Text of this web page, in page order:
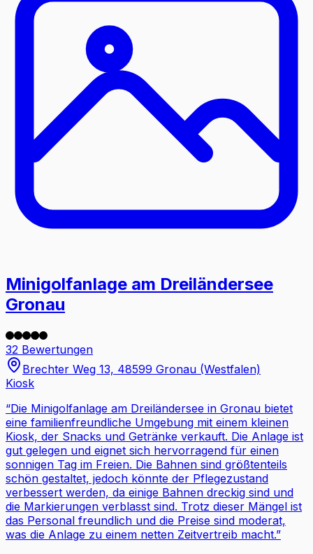
Minigolfanlage am Dreiländersee
Gronau
32 Bewertungen
Brechter Weg 13, 48599 Gronau (Westfalen)
Kiosk
“Die Minigolfanlage am Dreiländersee in Gronau bietet
eine familienfreundliche Umgebung mit einem kleinen
Kiosk, der Snacks und Getränke verkauft. Die Anlage ist
gut gelegen und eignet sich hervorragend für einen
sonnigen Tag im Freien. Die Bahnen sind größtenteils
schön gestaltet, jedoch könnte der Pflegezustand
verbessert werden, da einige Bahnen dreckig sind und
die Markierungen verblasst sind. Trotz dieser Mängel ist
das Personal freundlich und die Preise sind moderat,
was die Anlage zu einem netten Zeitvertreib macht.”